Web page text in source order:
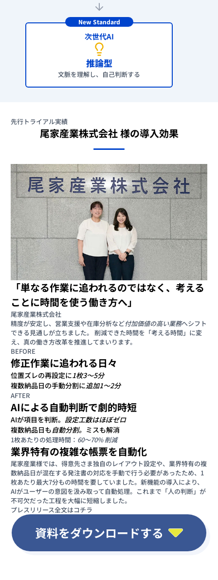
New Standard
次世代AI
推論型
文脈を理解し、 自己判断する
先行トライアル実績
尾家産業株式会社 様の導入効果
「単なる作業に追われるのではなく、考える
ことに時間を使う働き方へ」
尾家産業株式会社
精度が安定し、営業支援や在庫分析など付加価値の高い業務へシフト
できる見通しが立ちました。 削減できた時間を「考える時間」に変
え、真の働き方改革を推進してまいります。
BEFORE
修正作業に追われる日々
位置ズレの再設定に1枚3〜5分
複数納品日の手動分割に追加1〜2分
AFTER
AIによる自動判断で劇的時短
AIが項目を判断。 設定工数はほぼゼロ
複数納品日も自動分割。 ミスも解消
1枚あたりの処理時間： 60〜70% 削減
業界特有の複雑な帳票を自動化
尾家産業様では、得意先さま独自のレイアウト設定や、業界特有の複
数納品日が混在する発注書の対応を手動で行う必要があったため、1
枚あたり最大7分もの時間を要していました。新機能の導入により、
AIがユーザーの意図を汲み取って自動処理。これまで「人の判断」が
不可欠だった工程を大幅に短縮しました。
プレスリリース全文はコチラ
資料をダウンロードする